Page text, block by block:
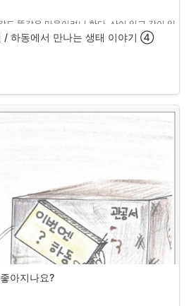
도 똑같은 마음이려니 한다. 산이 있고 강이 있
이 있는 이곳, 하동의 섬진강 풍경의 아름다움
은 우리의 몸과 마음을 치유해 주기에 충분하
어져 튀어 오르는 모습을 보며 ‘논에 보석이
나무 숲은 하동의 얼굴이며 주위의 풍광을 한
사철 푸르름을 자랑하면서 하동에 살고 있다는
는 생각을 들게 한다.
날, 소나무 숲에 우산 쓰고 앉아 있다 보면 어느
드리운다. 이 아름다운 풍경을 어느 곳에서 볼
그릴 수 있겠는가? 한없이 행복한 순간이다. ‘사
보다 행복하나니.’라는 어느 시 구절처럼 나는
일도 행복할 것이다.
/ 하동에서 만나는 생태 이야기 ➃
아지나요?